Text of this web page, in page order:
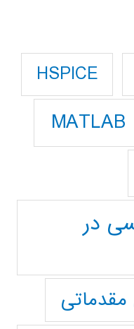
HSPICE
MATLAB
در